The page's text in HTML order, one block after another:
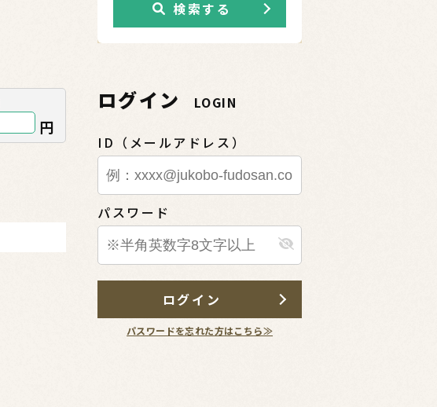
円
検索する
ログイン LOGIN
ID（メールアドレス）
パスワード
ログイン
パスワードを忘れた方はこちら≫